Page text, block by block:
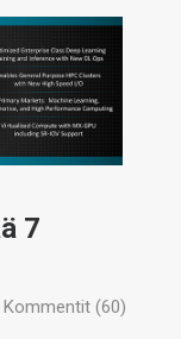
7
Kommentit (60)